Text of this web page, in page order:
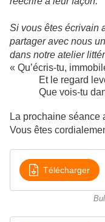
Si vous êtes écrivain
partager avec nous
dans notre atelier
« Qu’écris-tu,
Et le regard levé,
Que vois-tu dans
La prochaine séance
Vous êtes
Télécharger